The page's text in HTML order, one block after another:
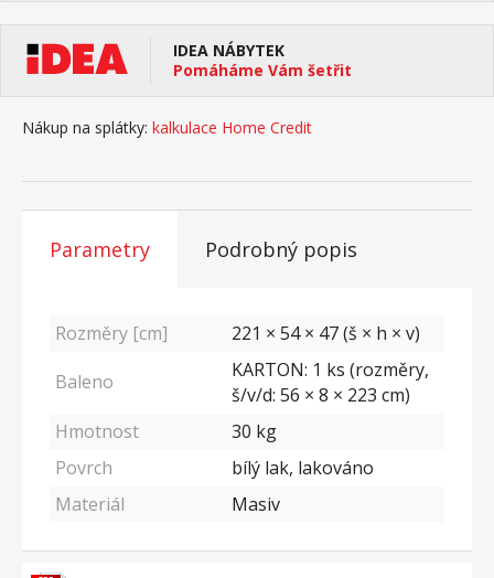
IDEA NÁBYTEK
Pomáháme Vám šetřit
Nákup na splátky: kalkulace Home Credit
Parametry Podrobný popis
Rozměry [cm]
221 × 54 × 47 (š × h × v)
Baleno
KARTON: 1 ks (rozměry,
š/v/d: 56 × 8 × 223 cm)
Hmotnost
30 kg
Povrch
bílý lak, lakováno
Materiál
Masiv